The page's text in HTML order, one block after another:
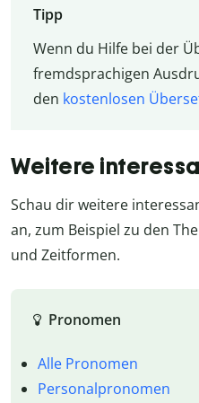
Tipp
Wenn du Hilfe bei der
fremdsprachigen
den kostenlosen
Weitere
Schau dir weitere
an, zum Beispiel zu den
und Zeitformen.
Pronomen
Alle Pronomen
Personalpronomen